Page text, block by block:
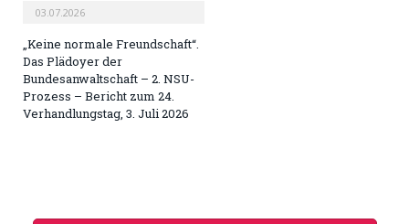
03.07.2026
„Keine normale Freundschaft“.
Das Plädoyer der
Bundesanwaltschaft – 2. NSU-
Prozess – Bericht zum 24.
Verhandlungstag, 3. Juli 2026